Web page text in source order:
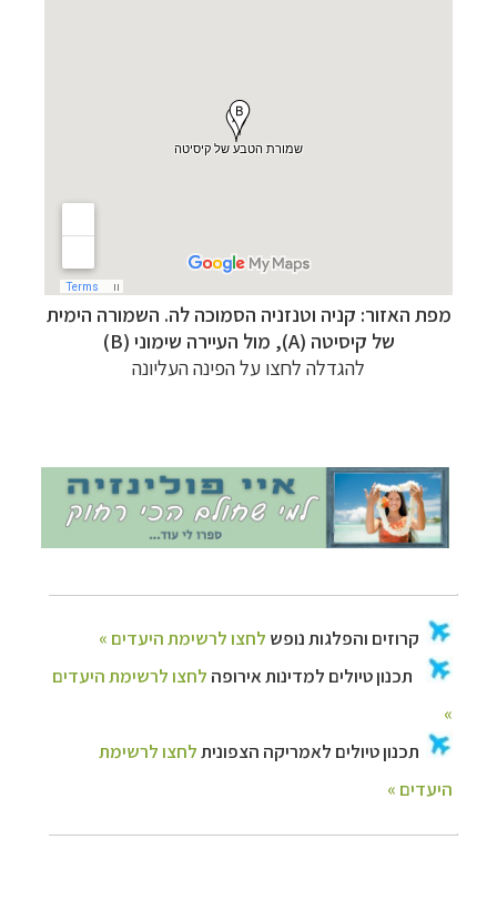
מפת האזור: קניה וטנזניה הסמוכה לה. השמורה הימית
של קיסיטה (A), מול העיירה שימוני (B)
להגדלה לחצו על הפינה העליונה
קרוזים והפלגות נופשלחצו לרשימת היעדים »
תכנון טיולים למדינות אירופהלחצו לרשימת היעדים